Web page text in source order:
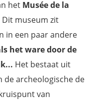
het Musée de la
museum zit
in een paar andere
het ware door de
Het bestaat uit
de archeologische de
van